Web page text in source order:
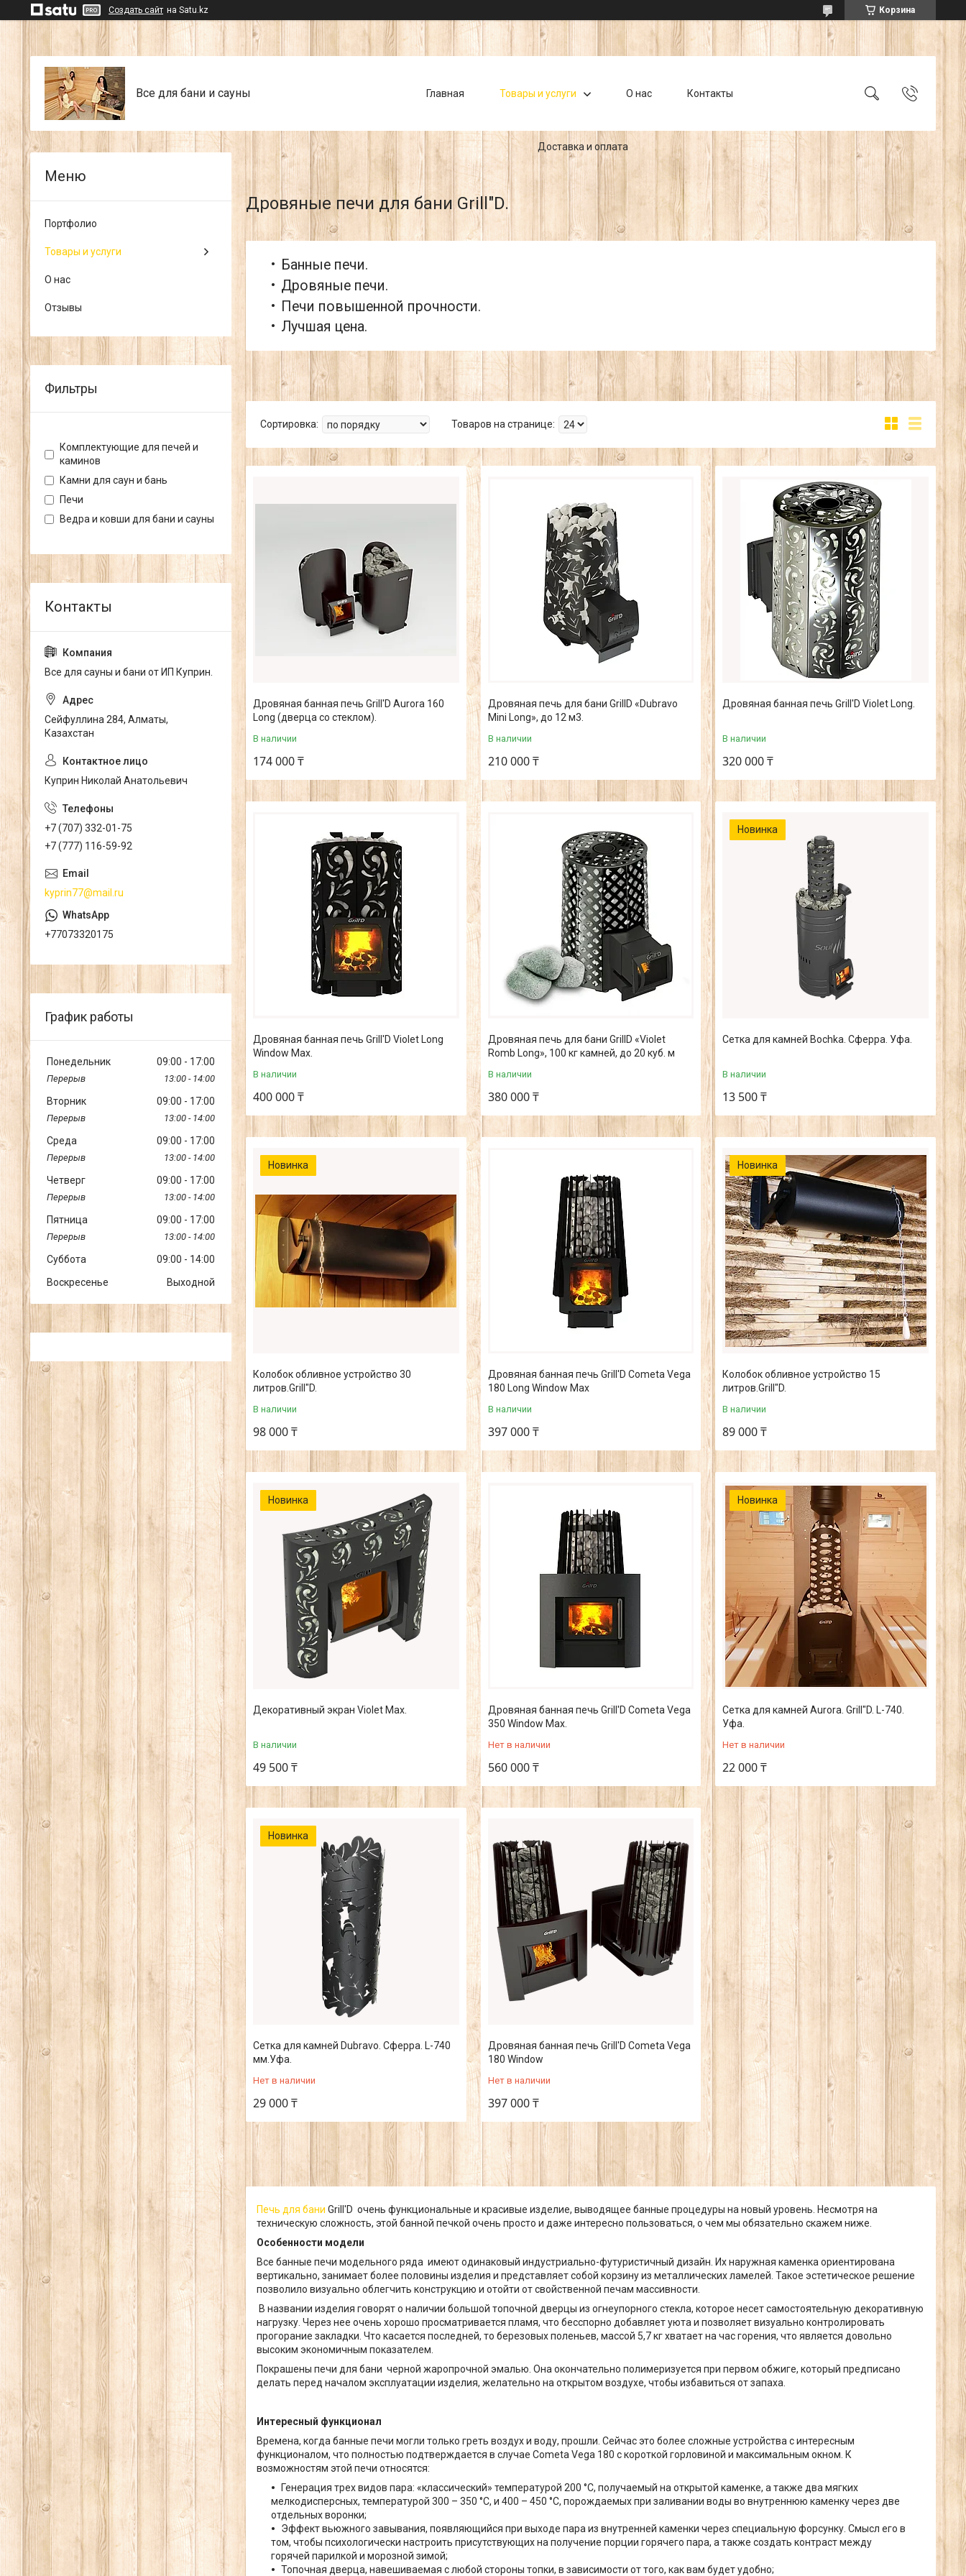
Создать сайт на Satu.kz Корзина
Все для бани и сауны Главная Товары и услуги О нас Контакты
Доставка и оплата
Дровяные печи для бани Grill"D.
Банные печи.
Дровяные печи.
Печи повышенной прочности.
Лучшая цена.
Дровяная банная печь Grill'D Aurora 160
Long (дверца со стеклом).
В наличии
174 000 ₸
Дровяная печь для бани GrillD «Dubravo
Mini Long», до 12 м3.
В наличии
210 000 ₸
Дровяная банная печь Grill'D Violet Long.
В наличии
320 000 ₸
Дровяная банная печь Grill'D Violet Long
Window Max.
В наличии
400 000 ₸
Дровяная печь для бани GrillD «Violet
Romb Long», 100 кг камней, до 20 куб. м
В наличии
380 000 ₸
Новинка
Сетка для камней Bochka. Сферра. Уфа.
В наличии
13 500 ₸
Новинка
Колобок обливное устройство 30
литров.Grill"D.
В наличии
98 000 ₸
Дровяная банная печь Grill'D Cometa Vega
180 Long Window Max
В наличии
397 000 ₸
Новинка
Колобок обливное устройство 15
литров.Grill"D.
В наличии
89 000 ₸
Новинка
Декоративный экран Violet Max.
В наличии
49 500 ₸
Дровяная банная печь Grill'D Cometa Vega
350 Window Max.
Нет в наличии
560 000 ₸
Новинка
Сетка для камней Aurora. Grill"D. L-740.
Уфа.
Нет в наличии
22 000 ₸
Новинка
Сетка для камней Dubravo. Сферра. L-740
мм.Уфа.
Нет в наличии
29 000 ₸
Дровяная банная печь Grill'D Cometa Vega
180 Window
Нет в наличии
397 000 ₸
Печь для бани Grill'D очень функциональные и красивые изделие, выводящее банные процедуры на новый уровень. Несмотря на
техническую сложность, этой банной печкой очень просто и даже интересно пользоваться, о чем мы обязательно скажем ниже.
Особенности модели
Все банные печи модельного ряда имеют одинаковый индустриально-футуристичный дизайн. Их наружная каменка ориентирована
вертикально, занимает более половины изделия и представляет собой корзину из металлических ламелей. Такое эстетическое решение
позволило визуально облегчить конструкцию и отойти от свойственной печам массивности.
В названии изделия говорят о наличии большой топочной дверцы из огнеупорного стекла, которое несет самостоятельную декоративную
нагрузку. Через нее очень хорошо просматривается пламя, что бесспорно добавляет уюта и позволяет визуально контролировать
прогорание закладки. Что касается последней, то березовых поленьев, массой 5,7 кг хватает на час горения, что является довольно
высоким экономичным показателем.
Покрашены печи для бани черной жаропрочной эмалью. Она окончательно полимеризуется при первом обжиге, который предписано
делать перед началом эксплуатации изделия, желательно на открытом воздухе, чтобы избавиться от запаха.
Интересный функционал
Времена, когда банные печи могли только греть воздух и воду, прошли. Сейчас это более сложные устройства с интересным
функционалом, что полностью подтверждается в случае Cometa Vega 180 с короткой горловиной и максимальным окном. К
возможностям этой печи относятся:
Генерация трех видов пара: «классический» температурой 200 °C, получаемый на открытой каменке, а также два мягких
мелкодисперсных, температурой 300 – 350 °C, и 400 – 450 °C, порождаемых при заливании воды во внутреннюю каменку через две
отдельных воронки;
Эффект вьюжного завывания, появляющийся при выходе пара из внутренней каменки через специальную форсунку. Смысл его в
том, чтобы психологически настроить присутствующих на получение порции горячего пара, а также создать контраст между
горячей парилкой и морозной зимой;
Топочная дверца, навешиваемая с любой стороны топки, в зависимости от того, как вам будет удобно;
Портфолио
Товары и услуги
О нас
Отзывы
Фильтры
Комплектующие для печей и
каминов
Камни для саун и бань
Печи
Ведра и ковши для бани и сауны
Все для сауны и бани от ИП Куприн.
Сейфуллина 284, Алматы,
Казахстан
Куприн Николай Анатольевич
+7 (707) 332-01-75
+7 (777) 116-59-92
kyprin77@mail.ru
+77073320175
График работы
Понедельник 09:00 17:00
13:00 14:00
Вторник 09:00 17:00
13:00 14:00
Среда 09:00 17:00
13:00 14:00
Четверг 09:00 17:00
13:00 14:00
Пятница 09:00 17:00
13:00 14:00
Суббота 09:00
14:00
Воскресенье
Выходной